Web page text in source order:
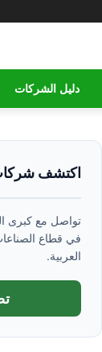
دليل الشركات
اكتشف
تواصل مع كبرى
في قطاع
العربية.